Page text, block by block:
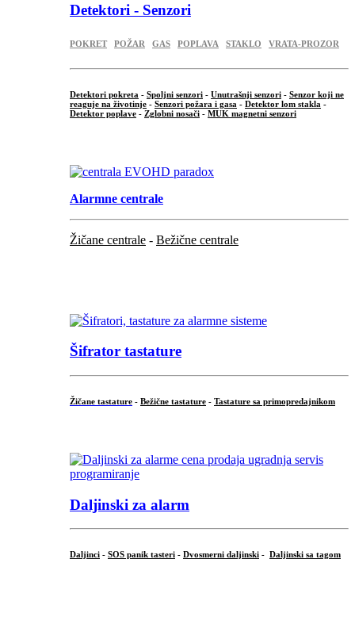
Detektori - Senzori
POKRET POŽAR GAS POPLAVA STAKLO VRATA-PROZOR
Detektori pokreta - Spoljni senzori - Unutrašnji senzori - Senzor koji ne
reaguje na životinje - Senzori požara i gasa - Detektor lom stakla -
Detektor poplave - Zglobni nosači - MUK magnetni senzori
Alarmne centrale
Žičane centrale - Bežične centrale
Šifrator tastature
Žičane tastature - Bežične tastature - Tastature sa primopredajnikom
Daljinski za alarm
Daljinci - SOS panik tasteri - Dvosmerni daljinski - Daljinski sa tagom